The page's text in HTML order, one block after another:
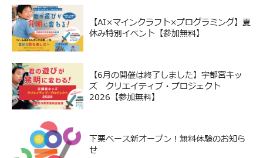
【AI×マインクラフト×プログラミング】夏
休み特別イベント【参加無料】
【6月の開催は終了しました】宇都宮キッ
ズ クリエイティブ・プロジェクト
2026【参加無料】
下栗ベース新オープン！無料体験のお知ら
せ